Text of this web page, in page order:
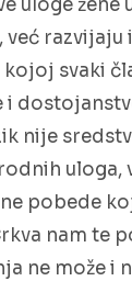
uloge žene
već razvijaju
svaki
i
nije
uloga,
pobede
nam te
ne može i